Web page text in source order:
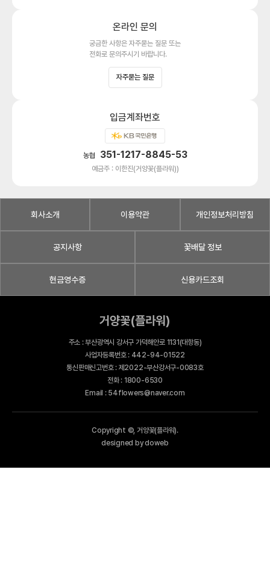
온라인 문의
궁금한 사항은 자주묻는 질문 또는
전화로 문의주시기 바랍니다.
자주묻는 질문
입금계좌번호
농협 351-1217-8845-53
예금주 : 이한진(거양꽃(플라워))
회사소개 이용약관 개인정보처리방침
공지사항 꽃배달 정보
현금영수증 신용카드조회
거양꽃(플라워)
주소 : 부산광역시 강서구 가덕해안로 1131(대항동)
사업자등록번호 : 442-94-01522
통신판매신고번호 : 제2022-부산강서구-0083호
전화 : 1800-6530
Email : 54flowers@naver.com
Copyright ©, 거양꽃(플라워).
designed by doweb